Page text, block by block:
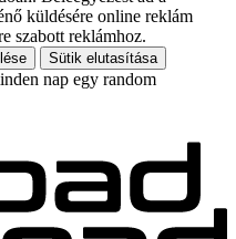
küldésére online reklám
szabott reklámhoz.
Sütik elutasítása
nap egy random